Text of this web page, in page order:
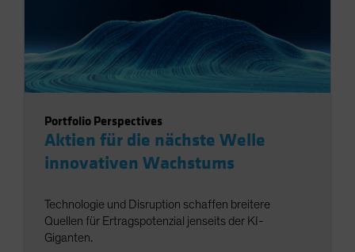
Portfolio Perspectives
Aktien für die nächste Welle
innovativen Wachstums
Technologie und Disruption schaffen breitere
Quellen für Ertragspotenzial jenseits der KI-
Giganten.